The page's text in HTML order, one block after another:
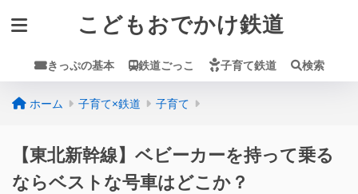
こどもおでかけ鉄道
きっぷの基本 鉄道ごっこ 子育て鉄道 検索
ホーム 子育て×鉄道 子育て
【東北新幹線】ベビーカーを持って乗る
ならベストな号車はどこか？